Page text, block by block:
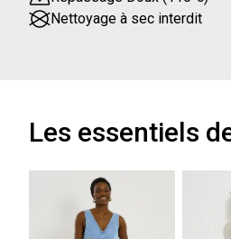
Nettoyage à sec interdit
Les essentiels